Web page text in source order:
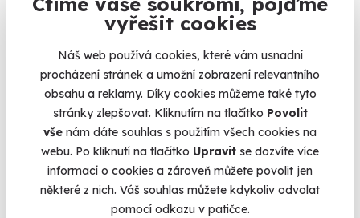
vyřešit cookies
Náš web používá cookies, které vám usnadní
procházení stránek a umožní zobrazení relevantního
obsahu a reklamy. Díky cookies můžeme také tyto
stránky zlepšovat. Kliknutím na tlačítko Povolit
vše nám dáte souhlas s použitím všech cookies na
webu. Po kliknutí na tlačítko Upravit se dozvíte více
informací o cookies a zároveň můžete povolit jen
některé z nich. Váš souhlas můžete kdykoliv odvolat
pomocí odkazu v patičce.
Zážitková střelba: Průřez arzenálem - 17
zbraní
100 výstřelů, 17 precizně vybraných zbraní, výjimečný zážitek
Drahany (okres Prostějov)
(+ 28 dalších lokalit)